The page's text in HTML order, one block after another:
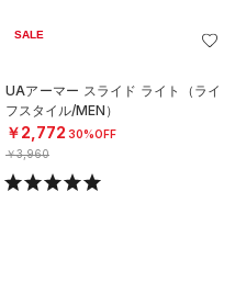
SALE
UAアーマー スライド ライト（ライ
フスタイル/MEN）
￥2,772 30%OFF
￥3,960